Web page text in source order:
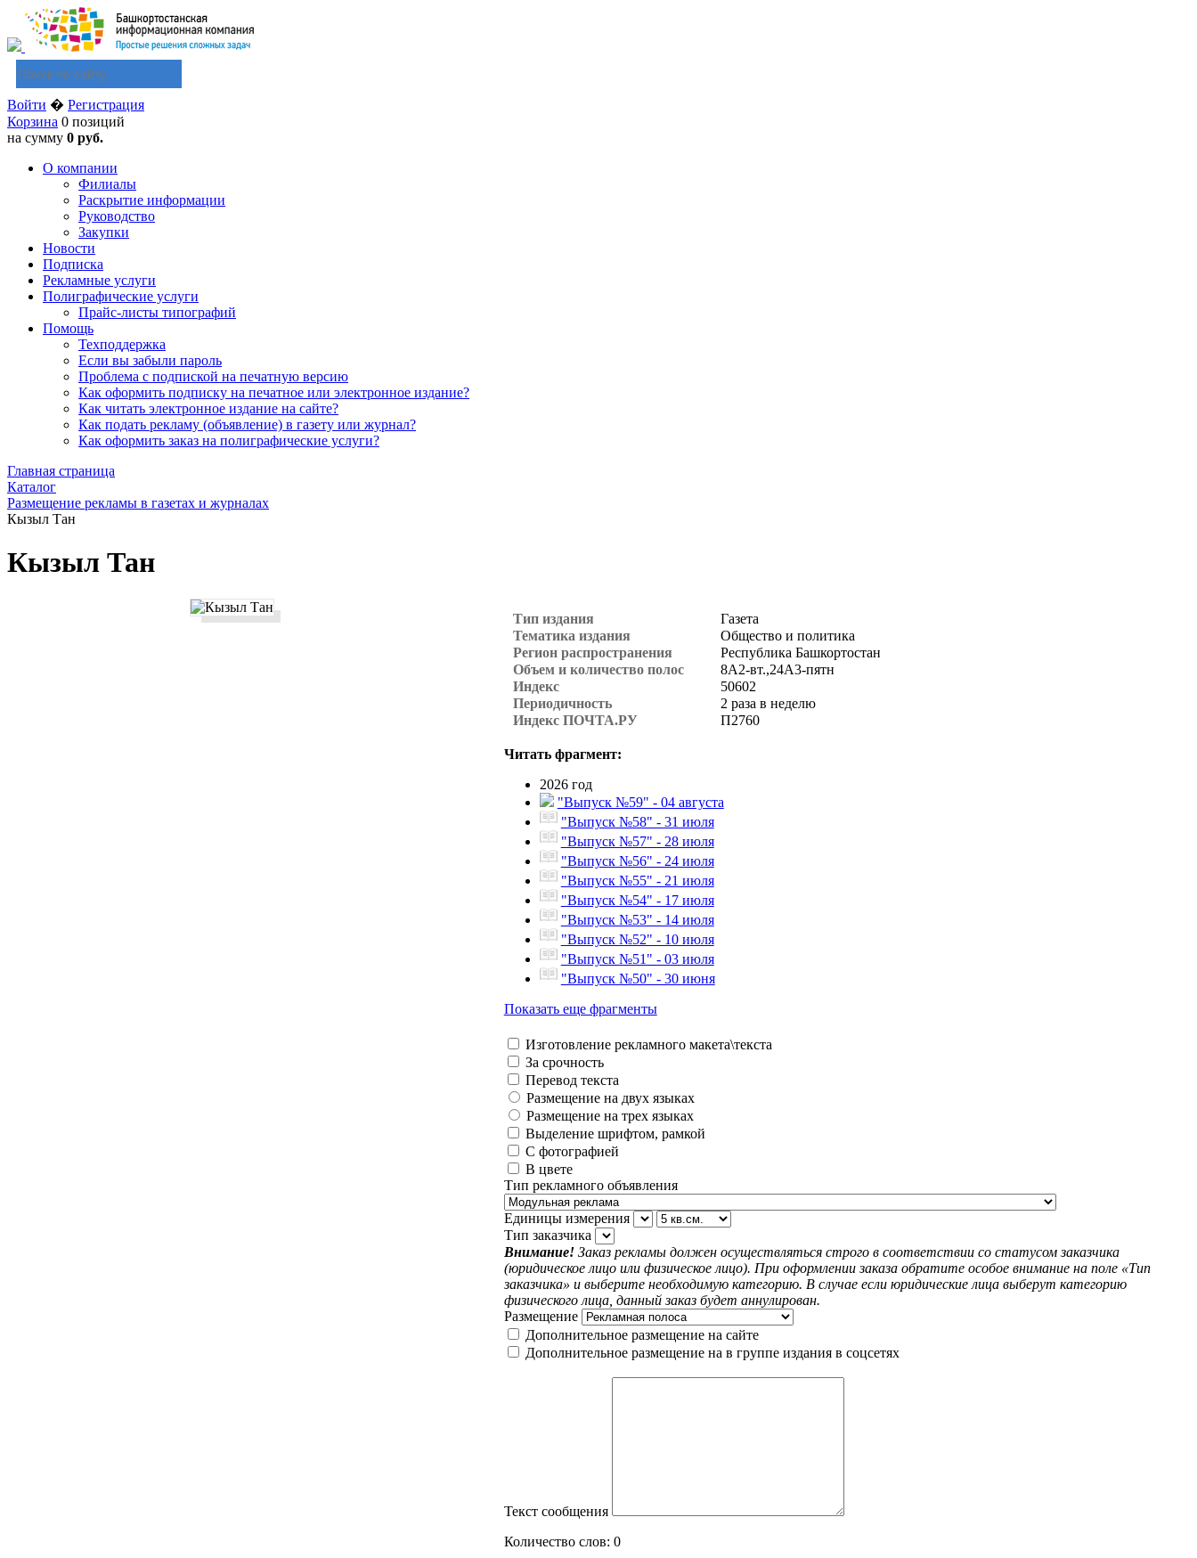
Войти � Регистрация
Корзина 0 позиций
на сумму 0 руб.
О компании
Филиалы
Раскрытие информации
Руководство
Закупки
Новости
Подписка
Рекламные услуги
Полиграфические услуги
Прайс-листы типографий
Помощь
Техподдержка
Если вы забыли пароль
Проблема с подпиской на печатную версию
Как оформить подписку на печатное или электронное издание?
Как читать электронное издание на сайте?
Как подать рекламу (объявление) в газету или журнал?
Как оформить заказ на полиграфические уcлуги?
Главная страница
Каталог
Размещение рекламы в газетах и журналах
Кызыл Тан
Кызыл Тан
Тип издания
Газета
Тематика издания
Общество и политика
Регион распространения
Республика Башкортостан
Объем и количество полос
8А2-вт.,24А3-пятн
Индекс
50602
Периодичность
2 раза в неделю
Индекс ПОЧТА.РУ
П2760
Читать фрагмент:
2026 год
"Выпуск №59" - 04 августа
"Выпуск №58" - 31 июля
"Выпуск №57" - 28 июля
"Выпуск №56" - 24 июля
"Выпуск №55" - 21 июля
"Выпуск №54" - 17 июля
"Выпуск №53" - 14 июля
"Выпуск №52" - 10 июля
"Выпуск №51" - 03 июля
"Выпуск №50" - 30 июня
Показать еще фрагменты
Изготовление рекламного макета\текста
За срочность
Перевод текста
Размещение на двух языках
Размещение на трех языках
Выделение шрифтом, рамкой
С фотографией
В цвете
Тип рекламного объявления
Единицы измерения
Тип заказчика
Внимание!Заказ рекламы должен осуществляться строго в соответствии со статусом заказчика
(юридическое лицо или физическое лицо). При оформлении заказа обратите особое внимание на поле «Тип
заказчика» и выберите необходимую категорию. В случае если юридические лица выберут категорию
физического лица, данный заказ будет аннулирован.
Размещение
Дополнительное размещение на сайте
Дополнительное размещение на в группе издания в соцсетях
Текст сообщения
Количество слов: 0